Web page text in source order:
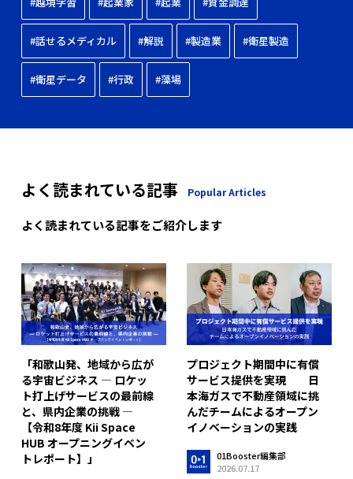
#話せるメディカル #解説 #製造業 #衛星製造
#衛星データ #行政 #藻場
よく読まれている記事 Popular Articles
よく読まれている記事をご紹介します
「和歌山発、地域から広が
る宇宙ビジネス ― ロケッ
ト打上げサービスの最前線
と、県内企業の挑戦 ―
【令和8年度 Kii Space
HUB オープニングイベン
トレポート】」
プロジェクト期間中に有償
サービス提供を実現 日
本海ガスで不動産領域に挑
んだチームによるオープン
イノベーションの実践
01Booster編集部
2026.07.17